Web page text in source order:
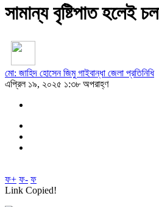
সামান্য বৃষ্টিপাত হলেই
মো: জাহিদ হোসেন জিমু গাইবান্ধা জেলা প্রতিনিধি
এপ্রিল ১৯, ২০২৫ ১:৩৮ অপরাহ্ণ
ফ+ ফ- ফ
Link Copied!